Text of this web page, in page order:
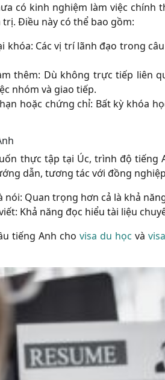
có kinh nghiệm làm việc
Điều này có thể bao gồm:
khóa: Các vị trí lãnh đạo trong
thêm: Dù không trực tiếp liên
nhóm và giao tiếp.
hoặc chứng chỉ: Bất kỳ khóa
thực tập tại Úc, trình độ tiếng
dẫn, tương tác với đồng
nói: Quan trọng hơn cả là khả
Khả năng đọc hiểu tài liệu
tiếng Anh cho visa du học và